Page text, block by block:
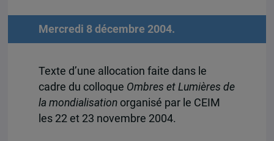
Mercredi 8 décembre 2004.
Texte d’une allocation faite dans le
cadre du colloque Ombres et Lumières de
la mondialisationorganisé par le CEIM
les 22 et 23 novembre 2004.